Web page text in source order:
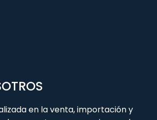
en la venta, importación y